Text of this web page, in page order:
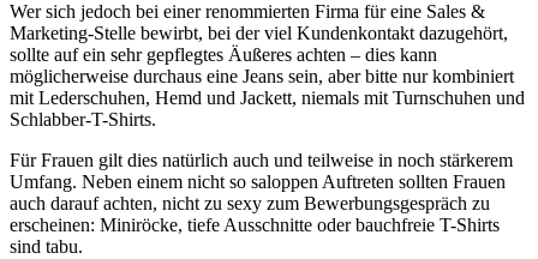
Wer sich jedoch bei einer renommierten Firma für eine Sales &
Marketing-Stelle bewirbt, bei der viel Kundenkontakt dazugehört,
sollte auf ein sehr gepflegtes Äußeres achten – dies kann
möglicherweise durchaus eine Jeans sein, aber bitte nur kombiniert
mit Lederschuhen, Hemd und Jackett, niemals mit Turnschuhen und
Schlabber-T-Shirts.
Für Frauen gilt dies natürlich auch und teilweise in noch stärkerem
Umfang. Neben einem nicht so saloppen Auftreten sollten Frauen
auch darauf achten, nicht zu sexy zum Bewerbungsgespräch zu
erscheinen: Miniröcke, tiefe Ausschnitte oder bauchfreie T-Shirts
sind tabu.